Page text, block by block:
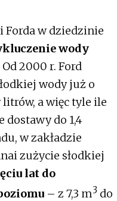
Forda w dziedzinie
wody
Od 2000 r. Ford
wody już o
a więc tyle ile
dostawy do 1,4
w zakładzie
zużycie słodkiej
lat do
– z 7,3 m3 do